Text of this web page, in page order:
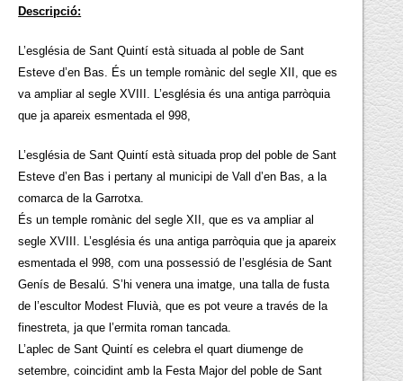
Descripció:
L’església de Sant Quintí està situada al poble de Sant
Esteve d’en Bas. És un temple romànic del segle XII, que es
va ampliar al segle XVIII. L’església és una antiga parròquia
que ja apareix esmentada el 998,
L’església de Sant Quintí està situada prop del poble de Sant
Esteve d’en Bas i pertany al municipi de Vall d’en Bas, a la
comarca de la Garrotxa.
És un temple romànic del segle XII, que es va ampliar al
segle XVIII. L’església és una antiga parròquia que ja apareix
esmentada el 998, com una possessió de l’església de Sant
Genís de Besalú. S’hi venera una imatge, una talla de fusta
de l’escultor Modest Fluvià, que es pot veure a través de la
finestreta, ja que l’ermita roman tancada.
L’aplec de Sant Quintí es celebra el quart diumenge de
setembre, coincidint amb la Festa Major del poble de Sant